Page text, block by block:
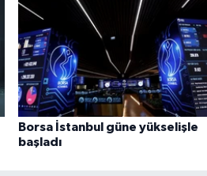
Borsa İstanbul güne yükselişle
başladı